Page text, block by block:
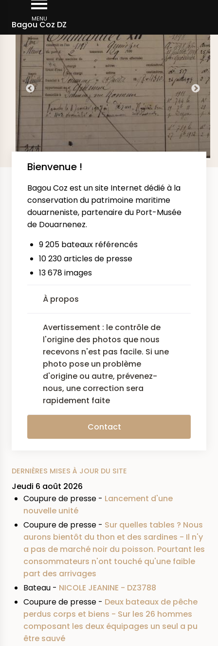
contenu
principal
MENU
Bagou Coz DZ
Bienvenue !
Bagou Coz est un site Internet dédié à la
conservation du patrimoine maritime
douarneniste, partenaire du Port-Musée
de Douarnenez.
9 205 bateaux référencés
10 230 articles de presse
13 678 images
À propos
Avertissement : le contrôle de
l'origine des photos que nous
recevons n'est pas facile. Si une
photo pose un problème
d'origine ou autre, prévenez-
nous, une correction sera
rapidement faite
Contact
DERNIÈRES MISES À JOUR DU SITE
Jeudi 6 août 2026
Coupure de presse - Lancement d'une
nouvelle unité
Coupure de presse - Sur quelles tables ? Nous
aurons bientôt du thon et des sardines - Il n'y
a pas de marché noir du poisson. Pourtant les
consommateurs n'ont touché qu'une faible
part des arrivages
Bateau - NICOLE JEANINE - DZ3788
Coupure de presse - Deux bateaux de pêche
perdus corps et biens - Sur les 26 hommes
composant les deux équipages un seul a pu
être sauvé